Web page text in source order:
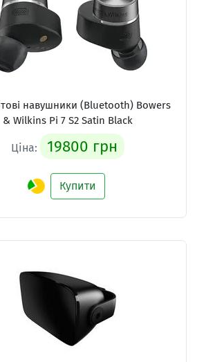
навушники (Bluetooth) Bowers
& Wilkins Pi 7 S2 Satin Black
Ціна: 19800 грн
Купити